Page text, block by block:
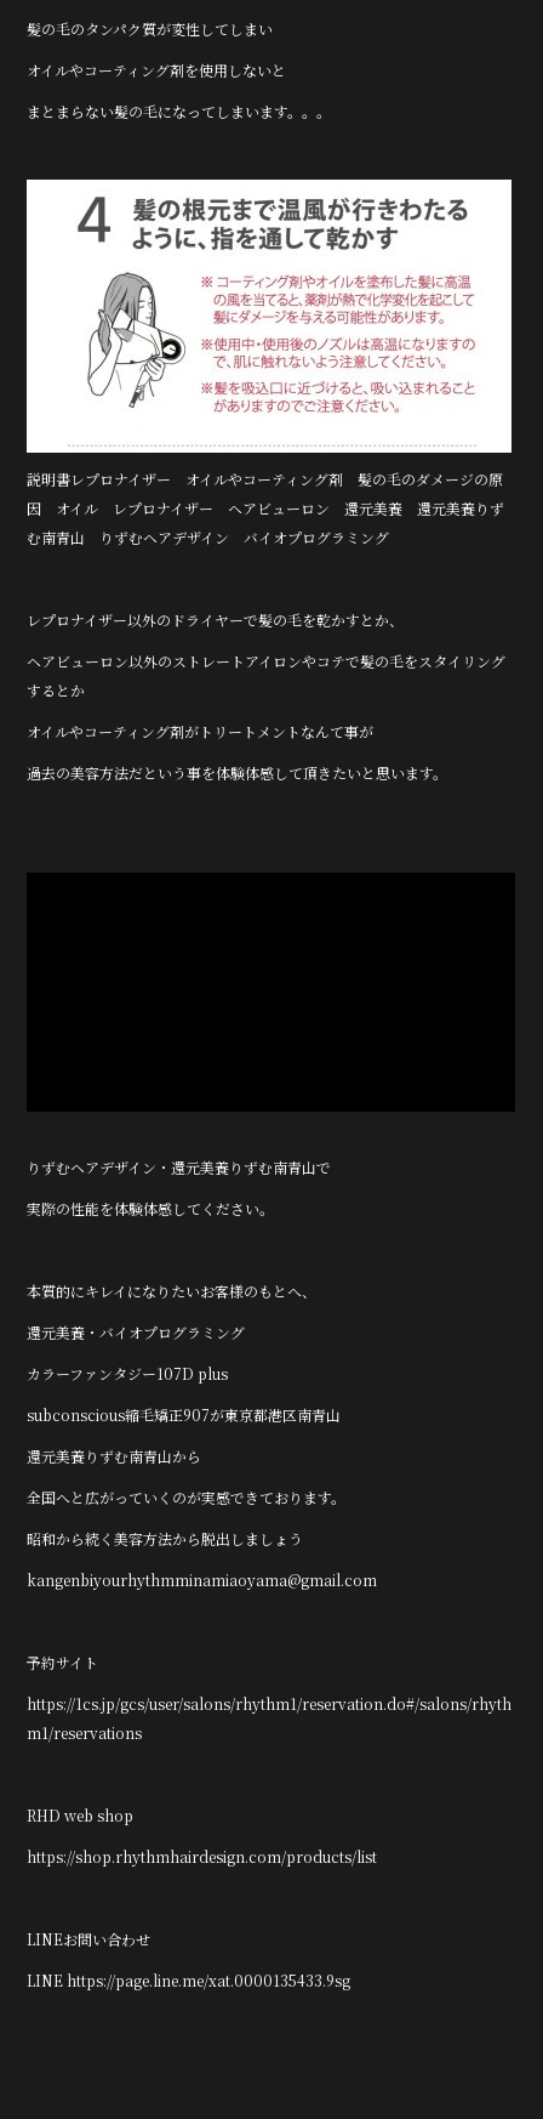
髪の毛のタンパク質が変性してしまい
オイルやコーティング剤を使用しないと
まとまらない髪の毛になってしまいます。。。
説明書レプロナイザー オイルやコーティング剤 髪の毛のダメージの原
因 オイル レプロナイザー ヘアビューロン 還元美養 還元美養りず
む南青山 りずむヘアデザイン バイオプログラミング
レプロナイザー以外のドライヤーで髪の毛を乾かすとか、
ヘアビューロン以外のストレートアイロンやコテで髪の毛をスタイリング
するとか
オイルやコーティング剤がトリートメントなんて事が
過去の美容方法だという事を体験体感して頂きたいと思います。
りずむヘアデザイン・還元美養りずむ南青山で
実際の性能を体験体感してください。
本質的にキレイになりたいお客様のもとへ、
還元美養・バイオプログラミング
カラーファンタジー107D plus
subconscious縮毛矯正907が東京都港区南青山
還元美養りずむ南青山から
全国へと広がっていくのが実感できております。
昭和から続く美容方法から脱出しましょう
kangenbiyourhythmminamiaoyama@gmail.com
予約サイト
https://1cs.jp/gcs/user/salons/rhythm1/reservation.do#/salons/rhyth
m1/reservations
RHD web shop
https://shop.rhythmhairdesign.com/products/list
LINEお問い合わせ
LINE https://page.line.me/xat.0000135433.9sg